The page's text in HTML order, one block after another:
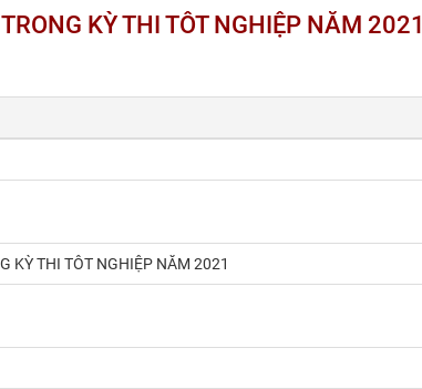
KỲ THI TÔT NGHIỆP NĂM 2021
KỲ THI TÔT NGHIỆP NĂM 2021